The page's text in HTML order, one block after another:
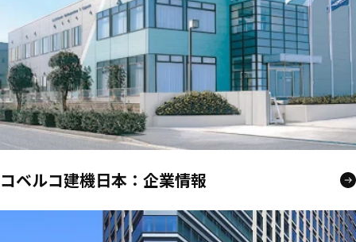
コベルコ建機日本：企業情報